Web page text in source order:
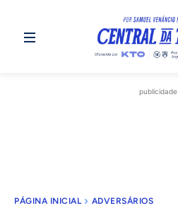
publicidade
PÁGINA INICIAL ADVERSÁRIOS